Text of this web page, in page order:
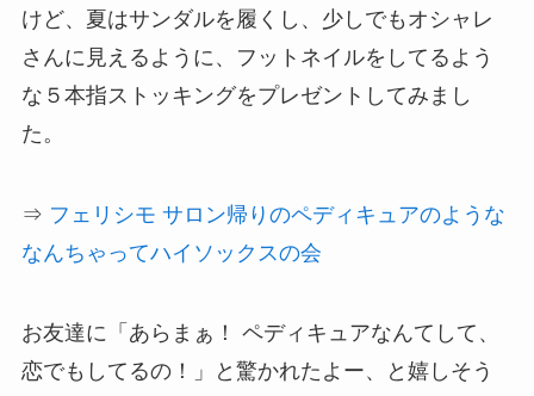
けど、夏はサンダルを履くし、少しでもオシャレ
さんに見えるように、フットネイルをしてるよう
な５本指ストッキングをプレゼントしてみまし
た。
⇒ フェリシモ サロン帰りのペディキュアのような
なんちゃってハイソックスの会
お友達に「あらまぁ！ ペディキュアなんてして、
恋でもしてるの！」と驚かれたよー、と嬉しそう